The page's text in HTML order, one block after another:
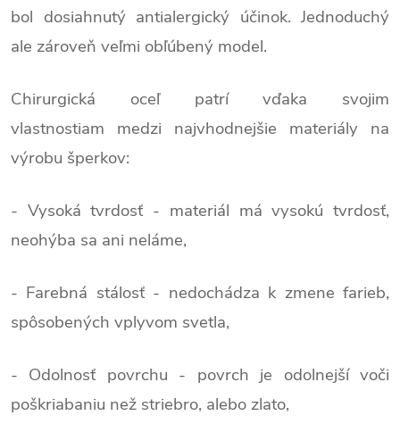
bol dosiahnutý antialergický účinok. Jednoduchý
ale zároveň veľmi obľúbený model.
Chirurgická oceľ patrí vďaka svojim
vlastnostiam medzi najvhodnejšie materiály na
výrobu šperkov:
- Vysoká tvrdosť - materiál má vysokú tvrdosť,
neohýba sa ani neláme,
- Farebná stálosť - nedochádza k zmene farieb,
spôsobených vplyvom svetla,
- Odolnosť povrchu - povrch je odolnejší voči
poškriabaniu než striebro, alebo zlato,